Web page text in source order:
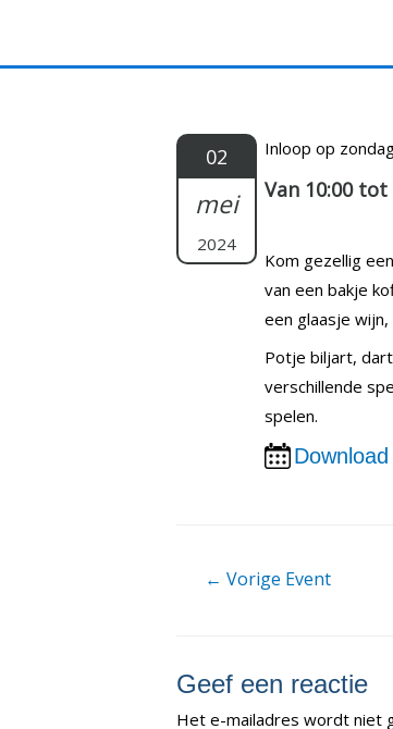
inhoud
02
mei
2024
Inloop op
Van 10:00 tot
Kom gezellig
van een bakje
een glaasje
Potje biljart,
verschillende
spelen.
Berichtnavigatie
← Vorige Event
Geef een reactie
Het e-mailadres wordt niet